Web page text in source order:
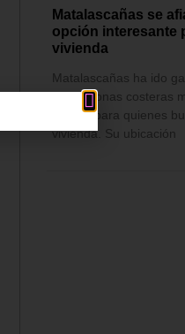
Matalascañas se
opción interesante
vivienda
Matalascañas ha ido
de las zonas costeras
Huelva para quienes
vivienda. Su ubicación